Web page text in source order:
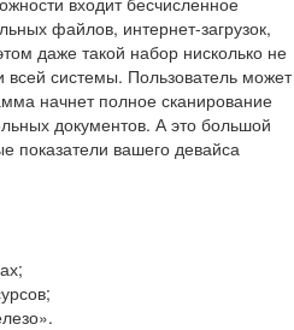
файлов, интернет-загрузок,
даже такой набор нисколько не
всей системы. Пользователь может
начнет полное сканирование
документов. А это большой
показатели вашего девайса